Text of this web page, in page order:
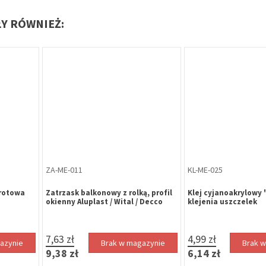
RÓWNIEŻ:
czarny
ZP-CZ-972
Zamek główny naprawczy 72/65 do
zamka wielopunktowego
170,02 zł
209,12 zł
KL-DO-050
Klamka bezpieczna
8100, trzpień 8
46,99 zł
57,80 zł